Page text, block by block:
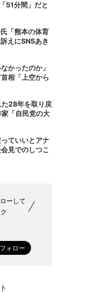
51分間」だと
「熊本の体育
えにSNSあき
かったのか」
相「上空から
28年を取り戻
「自民党の大
っていいとアナ
見でのしつこ
ーして